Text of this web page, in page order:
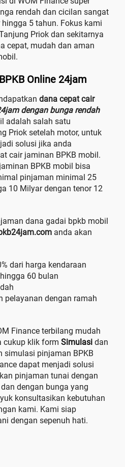
rendah dan cicilan sangat
5 tahun. Fokus kami
Priok dan sekitarnya
cepat, mudah dan aman
Online 24jam
dana cepat cair
dengan bunga rendah
adalah salah satu
Priok setelah motor, untuk
solusi jika anda
cair jaminan BPKB mobil.
BPKB mobil bisa
pinjaman minimal 25
10 Milyar dengan tenor 12
dana gadai bpkb mobil
anda akan
dari harga kendaraan
60 bulan
pelayanan dengan ramah
Finance terbilang mudah
cukup klik form Simulasi dan
simulasi pinjaman BPKB
dapat menjadi solusi
pinjaman tunai dengan
dengan bunga yang
konsultasikan kebutuhan
kami. Kami siap
dengan sepenuh hati.